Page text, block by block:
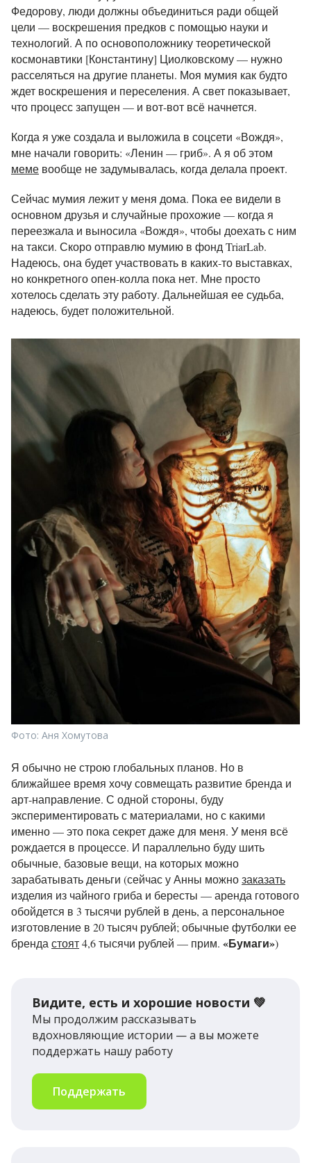
Федорову, люди должны объединиться ради общей
цели — воскрешения предков с помощью науки и
технологий. А по основоположнику теоретической
космонавтики [Константину] Циолковскому — нужно
расселяться на другие планеты. Моя мумия как будто
ждет воскрешения и переселения. А свет показывает,
что процесс запущен — и вот-вот всё начнется.
Когда я уже создала и выложила в соцсети «Вождя»,
мне начали говорить: «Ленин — гриб». А я об этом
меме вообще не задумывалась, когда делала проект.
Сейчас мумия лежит у меня дома. Пока ее видели в
основном друзья и случайные прохожие — когда я
переезжала и выносила «Вождя», чтобы доехать с ним
на такси. Скоро отправлю мумию в фонд TriarLab.
Надеюсь, она будет участвовать в каких-то выставках,
но конкретного опен-колла пока нет. Мне просто
хотелось сделать эту работу. Дальнейшая ее судьба,
надеюсь, будет положительной.
Фото: Аня Хомутова
Я обычно не строю глобальных планов. Но в
ближайшее время хочу совмещать развитие бренда и
арт-направление. С одной стороны, буду
экспериментировать с материалами, но с какими
именно — это пока секрет даже для меня. У меня всё
рождается в процессе. И параллельно буду шить
обычные, базовые вещи, на которых можно
зарабатывать деньги (сейчас у Анны можнозаказать
изделия из чайного гриба и бересты — аренда готового
обойдется в 3 тысячи рублей в день, а персональное
изготовление в 20 тысяч рублей; обычные футболки ее
бренда стоят4,6 тысячи рублей — прим. «Бумаги»)
Видите, есть и хорошие новости 💚
Мы продолжим рассказывать
вдохновляющие истории — а вы можете
поддержать нашу работу
Поддержать